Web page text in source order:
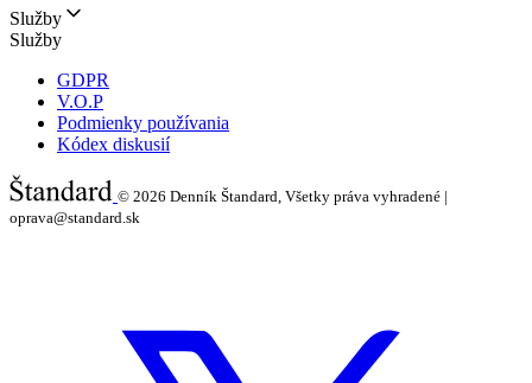
Služby
Služby
GDPR
V.O.P
Podmienky používania
Kódex diskusií
© 2026 Denník Štandard, Všetky práva vyhradené |
oprava@standard.sk